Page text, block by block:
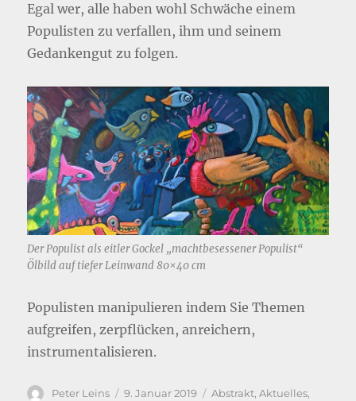
Egal wer, alle haben wohl Schwäche einem
Populisten zu verfallen, ihm und seinem
Gedankengut zu folgen.
Der Populist als eitler Gockel „machtbesessener Populist“
Ölbild auf tiefer Leinwand 80×40 cm
Populisten manipulieren indem Sie Themen
aufgreifen, zerpflücken, anreichern,
instrumentalisieren.
Autor
Peter Leins
Veröffentlicht
9. Januar 2019 Kategorien
Abstrakt,Aktuelles,